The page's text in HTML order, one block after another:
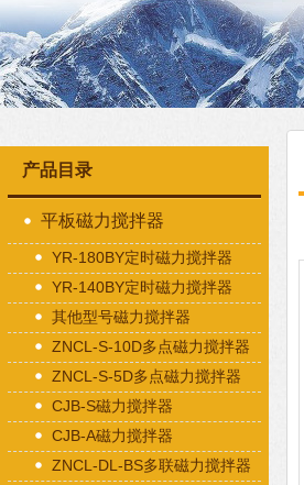
产品目录
平板磁力搅拌器
YR-180BY定时磁力搅拌器
YR-140BY定时磁力搅拌器
其他型号磁力搅拌器
ZNCL-S-10D多点磁力搅拌器
ZNCL-S-5D多点磁力搅拌器
CJB-S磁力搅拌器
CJB-A磁力搅拌器
ZNCL-DL-BS多联磁力搅拌器